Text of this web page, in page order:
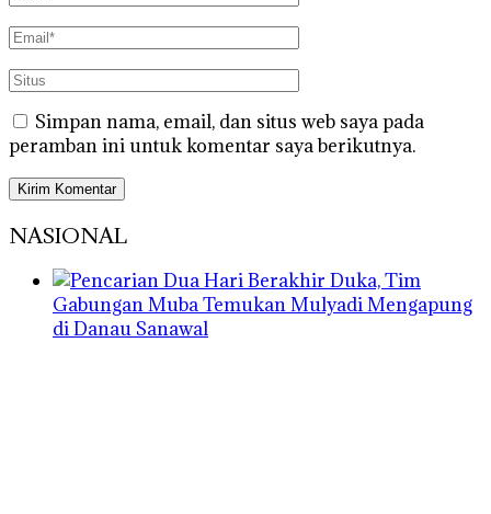
Simpan nama, email, dan situs web saya pada
peramban ini untuk komentar saya berikutnya.
NASIONAL